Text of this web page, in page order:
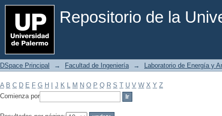
Repositorio de la
Filtrar por: Materia
DSpace Principal → Facultad de Ingeniería → Laboratorio de Energía y
A B C D E F G H J K L M N O P Q R S T U V W X Y Z
Comienza por